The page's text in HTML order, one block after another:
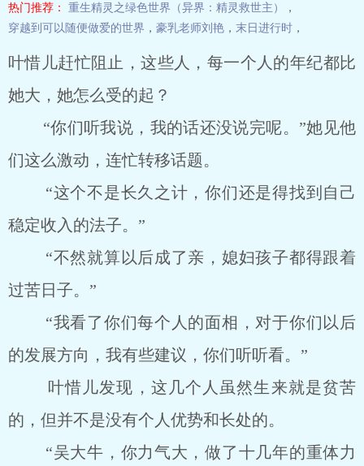
热门推荐： 重生精灵之绿色世界（异界：精灵救世主）
，
穿越到可以随便做爱的世界 ， 豪乳老师刘艳 ， 末日进行时 ，
叶惜儿赶忙阻止，这些人，每一个人的年纪都比
她大，她怎么受的起？
“你们听我说，我的话还没说完呢。”她见他
们这么激动，连忙转移话题。
“这个不是长久之计，你们还是得找到自己
稳定收入的法子。”
“不然就算以后成了亲，媳妇孩子都得跟着
过苦日子。”
“我看了你们每个人的面相，对于你们以后
的发展方向，我有些建议，你们听听看。”
叶惜儿发现，这几个人虽然生来就是贫苦
的，但并不是没有个人优势和长处的。
“吴大牛，你力气大，做了十几年的重体力